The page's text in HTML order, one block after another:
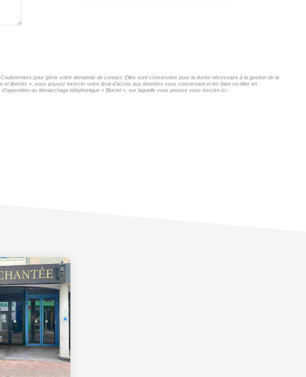
pour gérer votre demande de contact. Elles sont conservées pour la durée nécessaire à la gestion de la
libertés », vous pouvez exercer votre droit d'accès aux données vous concernant et les faire rectifier en
au démarchage téléphonique « Bloctel », sur laquelle vous pouvez vous inscrire ici :